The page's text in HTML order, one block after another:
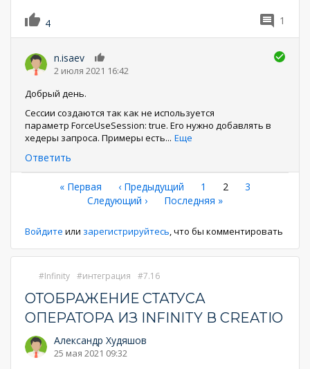
4 1
n.isaev
2 июля 2021 16:42
Добрый день.
Сессии создаются так как не используется
параметр ForceUseSession: true. Его нужно добавлять в
хедеры запроса. Примеры есть... Еще
Ответить
Нумерация
страниц
Первая
страница
« Первая ←
‹ Предыдущий Страница
1
Текущая
2 Страница
3
Следующая
Следующий ›
Последняя
Последняя »
Войдите или зарегистрируйтесь, что бы комментировать
Infinity интеграция 7.16
ОТОБРАЖЕНИЕ СТАТУСА
ОПЕРАТОРА ИЗ INFINITY В CREATIO
Александр Худяшов
25 мая 2021 09:32